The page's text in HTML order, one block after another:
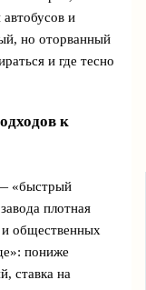
и
но оторванный
и где тесно
к
«быстрый
плотная
общественных
пониже
ставка на